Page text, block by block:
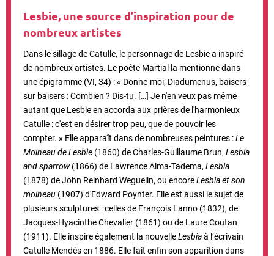
Lesbie, une source d’inspiration pour de
nombreux artistes
Dans le sillage de Catulle, le personnage de Lesbie a inspiré
de nombreux artistes. Le poète Martial la mentionne dans
une épigramme (VI, 34) : « Donne-moi, Diadumenus, baisers
sur baisers : Combien ? Dis-tu. […] Je n'en veux pas même
autant que Lesbie en accorda aux prières de l'harmonieux
Catulle : c'est en désirer trop peu, que de pouvoir les
compter. » Elle apparaît dans de nombreuses peintures :Le
Moineau de Lesbie (1860) de Charles-Guillaume Brun, Lesbia
and sparrow(1866) de Lawrence Alma-Tadema, Lesbia
(1878) de John Reinhard Weguelin, ou encoreLesbia et son
moineau (1907) d'Edward Poynter. Elle est aussi le sujet de
plusieurs sculptures : celles de François Lanno (1832), de
Jacques-Hyacinthe Chevalier (1861) ou de Laure Coutan
(1911). Elle inspire également la nouvelleLesbiaà l’écrivain
Catulle Mendès en 1886. Elle fait enfin son apparition dans